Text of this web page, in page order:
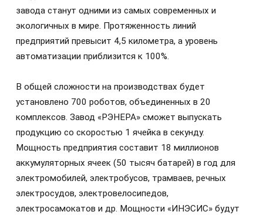
завода станут одними из самых современных и
экологичных в мире. Протяженность линий
предприятий превысит 4,5 километра, а уровень
автоматизации приблизится к 100%.
В общей сложности на производствах будет
установлено 700 роботов, объединенных в 20
комплексов. Завод «РЭНЕРА» сможет выпускать
продукцию со скоростью 1 ячейка в секунду.
Мощность предприятия составит 18 миллионов
аккумуляторных ячеек (50 тысяч батарей) в год для
электромобилей, электробусов, трамваев, речных
электросудов, электровелосипедов,
электросамокатов и др. Мощности «ИНЭСИС» будут